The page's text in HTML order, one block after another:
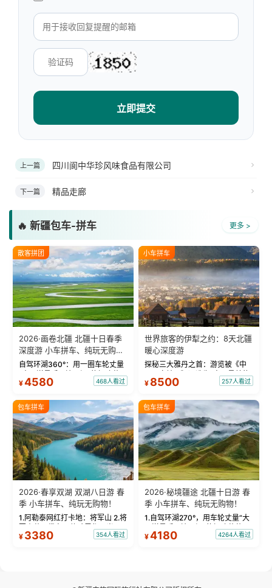
立即提交
上一篇 四川阆中华珍风味食品有限公司
下一篇 精品走廊
🔥 新疆包车-拼车 更多 >
散客拼团
2026·画卷北疆 北疆十日春季
深度游 小车拼车、纯玩无购
物！
自驾环湖360°：用一圈车轮丈量
“大西洋最后一滴眼泪”的极致蔚
蓝。 赛湖旅拍：甄选多款风格服
绝美瞬间。 赛湖坦克300跟车视
频：专业摄影师...
¥4580 468人看过
小车拼车
世界旅客的伊犁之约：8天北疆
暖心深度游
探秘三大雅丹之首：游览被《中
国国家地理》评选为“中国最美的
三大雅丹”第一名的克拉玛依魔鬼
瓦人最大村落——禾木村，欣赏
晨雾与小木...
¥ 8500 257人看过
包车拼车
2026·春享双湖 双湖八日游 春
季 小车拼车、纯玩无购物！
1.阿勒泰网红打卡地：将军山 2.将
军山落日缆车，体验雪都风光 3.
将军山，夕阳派对，蹦迪party 4.
¥ 3380 354人看过
包车拼车
2026·秘境疆途 北疆十日游 春
季 小车拼车、纯玩无购物！
1.自驾环湖270°，用车轮丈量“大
西洋最后一滴眼泪”的极致蔚蓝，
让雪山、花海与深邃湖水在转弯
¥4180 4264人看过